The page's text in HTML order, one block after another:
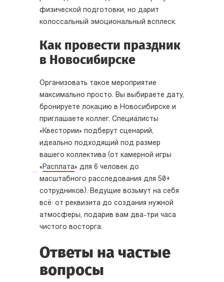
физической подготовки, но дарит
колоссальный эмоциональный всплеск.
Как провести праздник
в Новосибирске
Организовать такое мероприятие
максимально просто. Вы выбираете дату,
бронируете локацию в Новосибирске и
приглашаете коллег. Специалисты
«Квестории» подберут сценарий,
идеально подходящий под размер
вашего коллектива (от камерной игры
« Расплата» для 6 человек до
масштабного расследования для 50+
сотрудников). Ведущие возьмут на себя
всё: от реквизита до создания нужной
атмосферы, подарив вам два-три часа
чистого восторга.
Ответы на частые
вопросы